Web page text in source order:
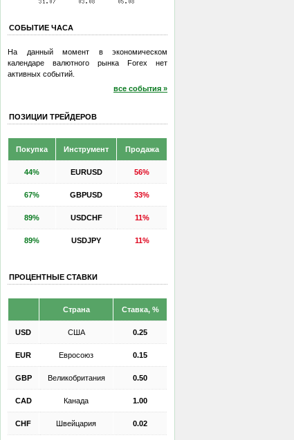
СОБЫТИЕ ЧАСА
На данный момент в экономическом
календаре валютного рынка Forex нет
активных событий.
все события »
ПОЗИЦИИ ТРЕЙДЕРОВ
Покупка Инструмент Продажа
44% EURUSD 56%
67% GBPUSD 33%
89% USDCHF 11%
89% USDJPY 11%
ПРОЦЕНТНЫЕ СТАВКИ
Страна Ставка, %
USD США 0.25
EUR Евросоюз 0.15
GBP Великобритания 0.50
CAD Канада 1.00
CHF Швейцария 0.02